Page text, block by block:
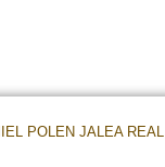
POLEN JALEA REAL